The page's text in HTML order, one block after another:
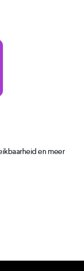
en meer